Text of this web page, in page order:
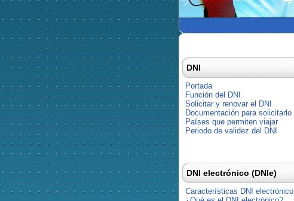
DNI
Portada
Función del DNI
Solicitar y renovar el DNI
Documentación para solicitarlo
Países que permiten viajar
Periodo de validez del DNI
DNI electrónico (DNIe)
Características DNI electrónico